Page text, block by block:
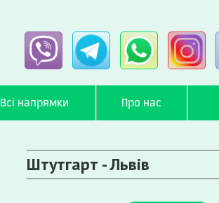
Всі напрямки Про нас
Штутгарт - Львів